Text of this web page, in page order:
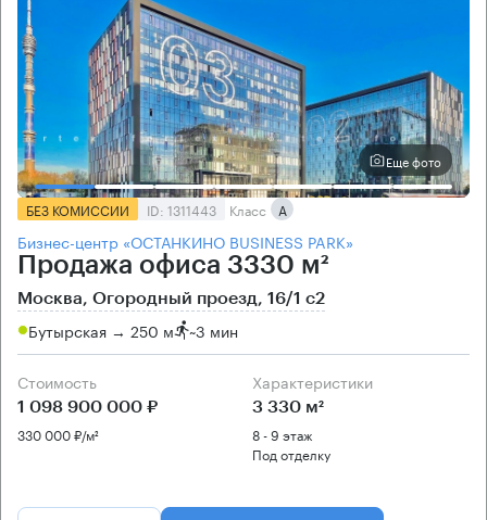
Еще фото
БЕЗ КОМИССИИ ID: 1311443 Класс А
Бизнес-центр «ОСТАНКИНО BUSINESS PARK»
Продажа офиса 3330 м²
Москва, Огородный проезд, 16/1 с2
Бутырская → 250 м ~3 мин
Стоимость
1 098 900 000 ₽
330 000 ₽/м²
Характеристики
3 330 м²
8 - 9 этаж
Под отделку